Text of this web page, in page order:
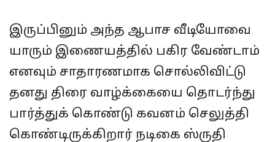
இருப்பினும் அந்த ஆபாச வீடியோவை
யாரும் இணையத்தில் பகிர வேண்டாம்
எனவும் சாதாரணமாக சொல்லிவிட்டு
தனது திரை வாழ்க்கையை தொடர்ந்து
பார்த்துக் கொண்டு கவனம் செலுத்தி
கொண்டிருக்கிறார் நடிகை ஸ்ருதி